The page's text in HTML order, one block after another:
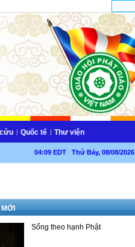
Quốc tế Thư viện
04:09 EDT Thứ Bảy, 08/08/2026
Sống theo hạnh Phật